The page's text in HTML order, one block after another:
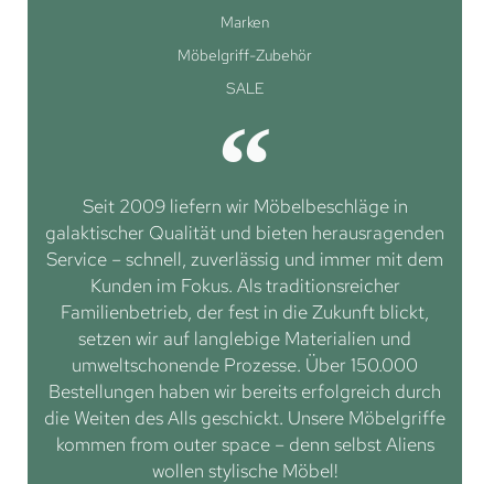
Marken
Möbelgriff-Zubehör
SALE
Seit 2009 liefern wir Möbelbeschläge in
galaktischer Qualität und bieten herausragenden
Service – schnell, zuverlässig und immer mit dem
Kunden im Fokus. Als traditionsreicher
Familienbetrieb, der fest in die Zukunft blickt,
setzen wir auf langlebige Materialien und
umweltschonende Prozesse. Über 150.000
Bestellungen haben wir bereits erfolgreich durch
die Weiten des Alls geschickt. Unsere Möbelgriffe
kommen from outer space – denn selbst Aliens
wollen stylische Möbel!